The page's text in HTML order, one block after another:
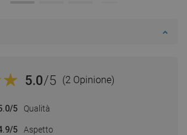
5.0/5 (2 Opinione)
/5 Qualità
/5 Aspetto